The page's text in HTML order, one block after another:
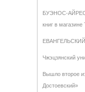
БУЭНОС-АЙРЕС:
книг в
Чжэцзянский
Вышло второе
Достоевский»